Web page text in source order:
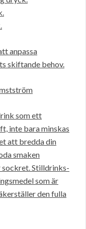
anpassa
skiftande behov.
som ett
inte bara minskas
att bredda din
smaken
sockret. Stilldrinks-
som är
den fulla